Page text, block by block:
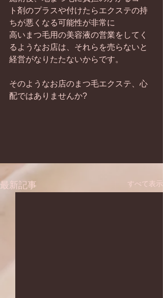
ト剤のプラスや付けたらエクステの持
ちが悪くなる可能性が非常に
高いまつ毛用の美容液の営業をしてく
るようなお店は、それらを売らないと
経営がなりたたないからです。
そのようなお店のまつ毛エクステ、心
配ではありませんか?
最新記事 すべて表示